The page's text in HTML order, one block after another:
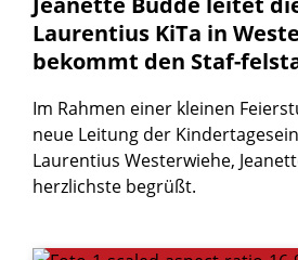
Laurentius KiTa in
bekommt den Staf-
Im Rahmen einer kleinen
neue Leitung der
Laurentius Westerwiehe,
herzlichste begrüßt.